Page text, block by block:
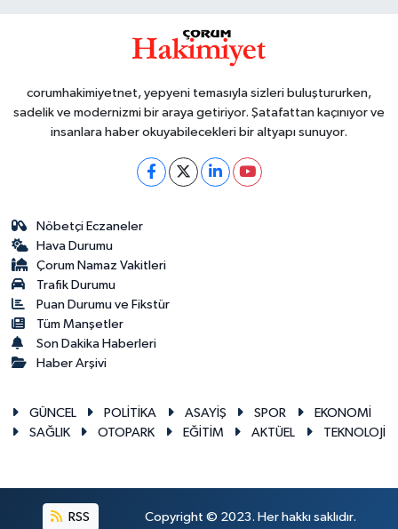
corumhakimiyetnet, yepyeni temasıyla sizleri buluştururken,
sadelik ve modernizmi bir araya getiriyor. Şatafattan kaçınıyor ve
insanlara haber okuyabilecekleri bir altyapı sunuyor.
Nöbetçi Eczaneler
Hava Durumu
Çorum Namaz Vakitleri
Trafik Durumu
Puan Durumu ve Fikstür
Tüm Manşetler
Son Dakika Haberleri
Haber Arşivi
GÜNCEL POLİTİKA ASAYİŞ SPOR
EKONOMİ
SAĞLIK
OTOPARK EĞİTİM AKTÜEL TEKNOLOJİ
RSS Copyright © 2023. Her hakkı saklıdır.